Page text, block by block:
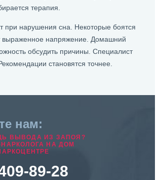
терапия.
при нарушения сна. Некоторые боятся
выраженное напряжение. Домашний
обсудить причины. Специалист
становятся точнее.
нам:
ВЫВОДА ИЗ ЗАПОЯ?
НА ДОМ
89-28